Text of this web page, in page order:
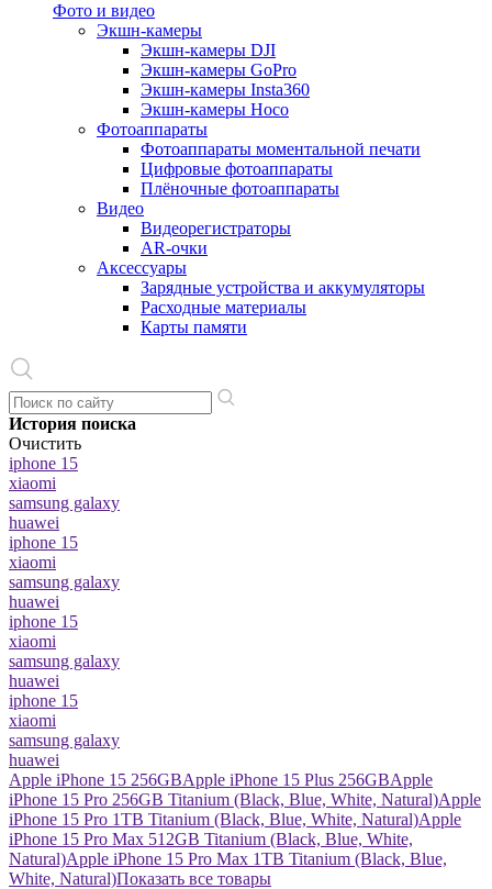
Фото и видео
Экшн-камеры
Экшн-камеры DJI
Экшн-камеры GoPro
Экшн-камеры Insta360
Экшн-камеры Hoco
Фотоаппараты
Фотоаппараты моментальной печати
Цифровые фотоаппараты
Плёночные фотоаппараты
Видео
Видеорегистраторы
AR-очки
Аксессуары
Зарядные устройства и аккумуляторы
Расходные материалы
Карты памяти
История поиска
Очистить
iphone 15
xiaomi
samsung galaxy
huawei
iphone 15
xiaomi
samsung galaxy
huawei
iphone 15
xiaomi
samsung galaxy
huawei
iphone 15
xiaomi
samsung galaxy
huawei
Apple iPhone 15 256GBApple iPhone 15 Plus 256GBApple
iPhone 15 Pro 256GB Titanium (Black, Blue, White, Natural)Apple
iPhone 15 Pro 1TB Titanium (Black, Blue, White, Natural)Apple
iPhone 15 Pro Max 512GB Titanium (Black, Blue, White,
Natural)Apple iPhone 15 Pro Max 1TB Titanium (Black, Blue,
White, Natural)Показать все товары